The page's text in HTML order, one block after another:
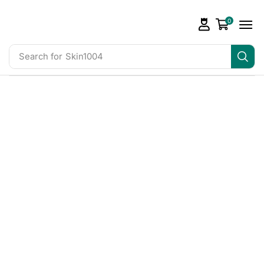
Search for Skin1004
0